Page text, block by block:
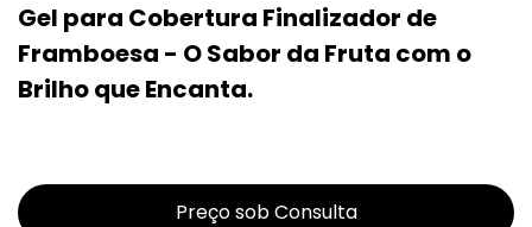
Gel para Cobertura Finalizador de
Framboesa - O Sabor da Fruta com o
Brilho que Encanta.